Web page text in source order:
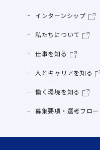
インターンシップ
私たちについて
仕事を知る
人とキャリアを知る
働く環境を知る
募集要項・選考フロー